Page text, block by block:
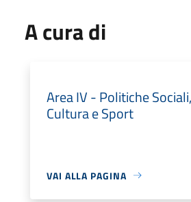
A cura di
Area IV - Politiche
Cultura e Sport
VAI ALLA PAGINA